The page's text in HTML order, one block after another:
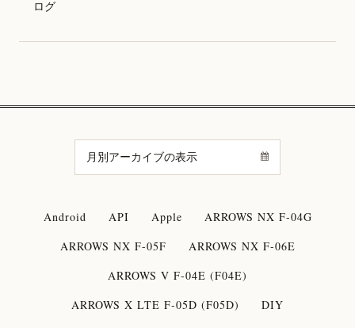
ログ
Android API Apple
ARROWS NX F-04G
ARROWS NX F-05F
ARROWS NX F-06E
ARROWS V F-04E (F04E)
ARROWS X LTE F-05D (F05D)
DIY